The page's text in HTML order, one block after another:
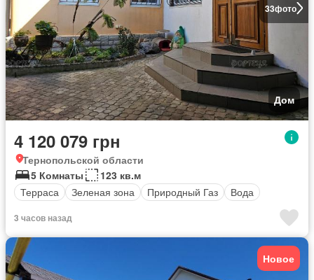
33фото
Дом
4 120 079 грн
Тернопольской области
5 Комнаты
123 кв.м
Терраса
Зеленая зона Природный Газ Вода
3 часов назад
Новое